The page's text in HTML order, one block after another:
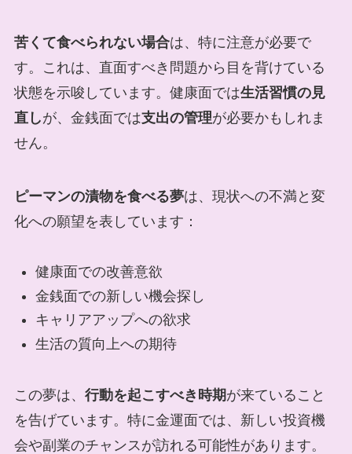
苦くて食べられない場合は、特に注意が必要で
す。これは、直面すべき問題から目を背けている
状態を示唆しています。健康面では生活習慣の見
直しが、金銭面では支出の管理が必要かもしれま
せん。
ピーマンの漬物を食べる夢は、現状への不満と変
化への願望を表しています：
健康面での改善意欲
金銭面での新しい機会探し
キャリアアップへの欲求
生活の質向上への期待
この夢は、 行動を起こすべき時期が来ていること
を告げています。特に金運面では、新しい投資機
会や副業のチャンスが訪れる可能性があります。